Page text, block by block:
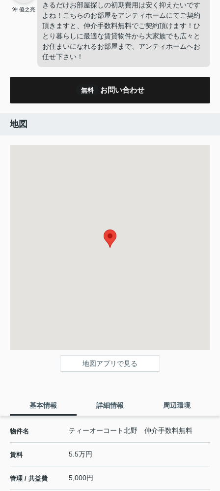
沖 優之亮
きるだけお部屋探しの初期費用は安く抑えたいです
よね！こちらのお部屋をアンティホームにてご契約
頂きますと、仲介手数料無料でご契約頂けます！ひ
とり暮らしに最適な賃貸物件から大家族でも広々と
お住まいになれるお部屋まで、アンティホームへお
任せ下さい！
無料 お問い合わせ
地図
地図アプリで見る
基本情報 詳細情報 周辺環境
物件名 ティーオーコート北野 仲介手数料無料
賃料 5.5万円
管理 / 共益費 5,000円